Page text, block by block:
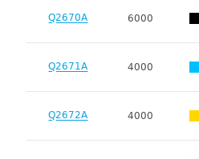
Q2670A 6000
Q2671A 4000
Q2672A 4000